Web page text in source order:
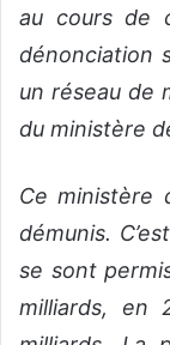
au cours de
dénonciation
un réseau de
du ministère
Ce ministère
démunis.
se sont
milliards, en